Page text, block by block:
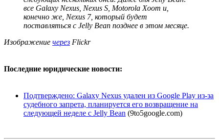
все Galaxy Nexus, Nexus S, Motorola Xoom и,
конечно же, Nexus 7, который будет
поставляться с Jelly Bean позднее в этом месяце.
Изображение через Flickr
Последние юридические новости:
Подтверждено: Galaxy Nexus удален из Google Play из-за
судебного запрета, планируется его возвращение на
следующей неделе с Jelly Bean (9to5google.com)